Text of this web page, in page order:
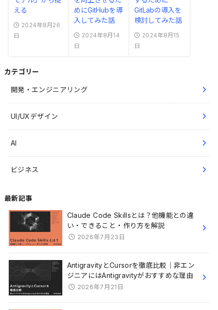
える
2024年8月26
日
めにGitHubを導
入してみた話
2024年8月14
日
GitLabの導入を
検討してみた話
2024年8月15
日
カテゴリー
開発・エンジニアリング
UI/UXデザイン
AI
ビジネス
最新記事
Claude Code Skillsとは？他機能との違
い・できること・作り方を解説
2026年7月23日
AntigravityとCursorを徹底比較｜非エン
ジニアにはAntigravityがおすすめな理由
2026年7月21日